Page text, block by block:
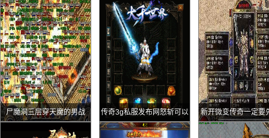
尸魔洞三层穿天魔的男战 传奇3g私服发布网怒斩可以
有多优秀这三把绝对是传奇
新开微变传奇一定要
手村先升级然后才能